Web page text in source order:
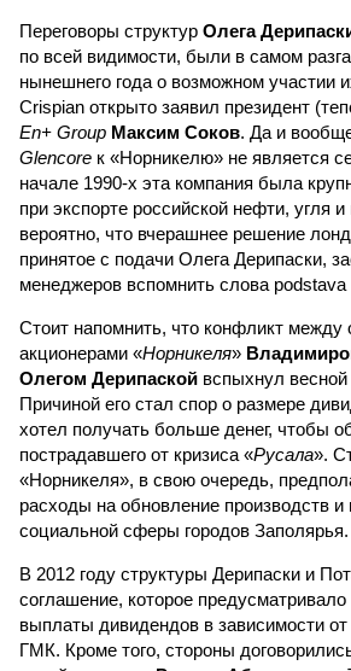
Переговоры структур Олега
по всей видимости, были в самом
нынешнего года о возможном участии
Crispian открыто заявил президент
En+ Group Максим Соков. Да и
Glencore к «Норникелю» не является
начале 1990-х эта компания была
при экспорте российской нефти, угля
вероятно, что вчерашнее решение
принятое с подачи Олега Дерипаски,
менеджеров вспомнить слова podstava
Стоит напомнить, что конфликт между
акционерами «Норникеля»
Олегом Дерипаской вспыхнул весной
Причиной его стал спор о размере
хотел получать больше денег, чтобы
пострадавшего от кризиса «Русала».
«Норникеля», в свою очередь,
расходы на обновление производств и
социальной сферы городов Заполярья.
В 2012 году структуры Дерипаски и
соглашение, которое
выплаты дивидендов в зависимости от
ГМК. Кроме того, стороны